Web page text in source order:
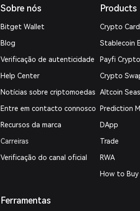
Sobre nós
Bitget Wallet
Blog
Verificação de autenticidade
Help Center
Notícias sobre criptomoedas
Entre em contacto connosco
Recursos da marca
Carreiras
Verificação do canal oficial
Ferramentas
Products
Crypto Card
Stablecoin
Payfi Crypto
Crypto
Altcoin
Prediction
DApp
Trade
RWA
How to Buy